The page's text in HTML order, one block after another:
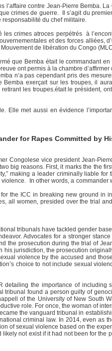
contre Jean-Pierre Bemba.
crimes de guerre. Il s’agit du
responsabilité du chef militaire.
crimes atroces perpétrés à
et des forces alliées,
de libération du Congo
que Bemba était le commandant
ont permis à la chambre
n’a pas cependant pris des
exerçait sur les troupes, il
les troupes.était le président,
met aussi en évidence
for Rapes Committed by
Congolese vice president Jean-
big reasons. First, it marks the the
making a leader criminally liable
In other words, a
the ICC in breaking new ground in
all women, presided over the trial
tribunals have tackled gender
Advocates for a stronger
the prosecution during the trial of
jurisdiction, the prosecution
violence by the accused and
choice to not include sexual
the importance of including
found a person guilty of
of the University of New South
role. For once, the woman of
the vanguard tribunal in
criminal law. In 2014, even as
of sexual violence based on the
not exist if it had not been for the